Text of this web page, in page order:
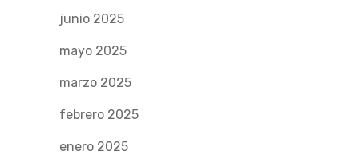
junio 2025
mayo 2025
marzo 2025
febrero 2025
enero 2025